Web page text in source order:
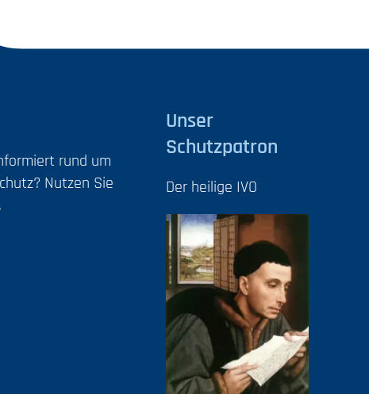
rund um
Nutzen Sie
Unser
Schutzpatron
Der heilige IVO